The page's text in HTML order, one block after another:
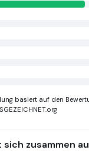
basiert auf den
zusammen